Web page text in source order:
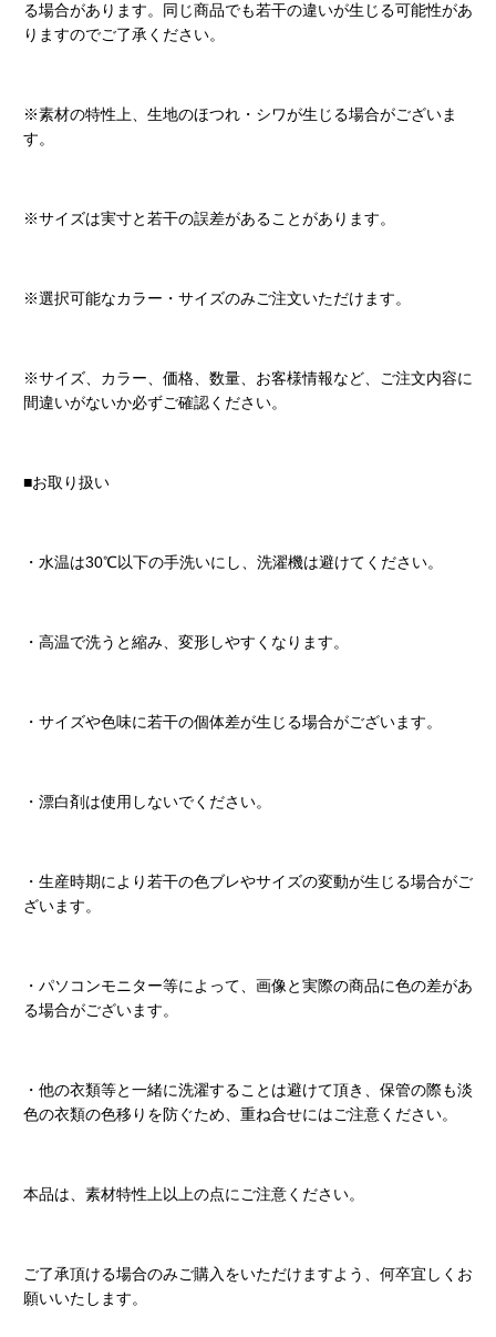
る場合があります。同じ商品でも若干の違いが生じる可能性があ
りますのでご了承ください。
※素材の特性上、生地のほつれ・シワが生じる場合がございま
す。
※サイズは実寸と若干の誤差があることがあります。
※選択可能なカラー・サイズのみご注文いただけます。
※サイズ、カラー、価格、数量、お客様情報など、ご注文内容に
間違いがないか必ずご確認ください。
■お取り扱い
・水温は30℃以下の手洗いにし、洗濯機は避けてください。
・高温で洗うと縮み、変形しやすくなります。
・サイズや色味に若干の個体差が生じる場合がございます。
・漂白剤は使用しないでください。
・生産時期により若干の色ブレやサイズの変動が生じる場合がご
ざいます。
・パソコンモニター等によって、画像と実際の商品に色の差があ
る場合がございます。
・他の衣類等と一緒に洗濯することは避けて頂き、保管の際も淡
色の衣類の色移りを防ぐため、重ね合せにはご注意ください。
本品は、素材特性上以上の点にご注意ください。
ご了承頂ける場合のみご購入をいただけますよう、何卒宜しくお
願いいたします。